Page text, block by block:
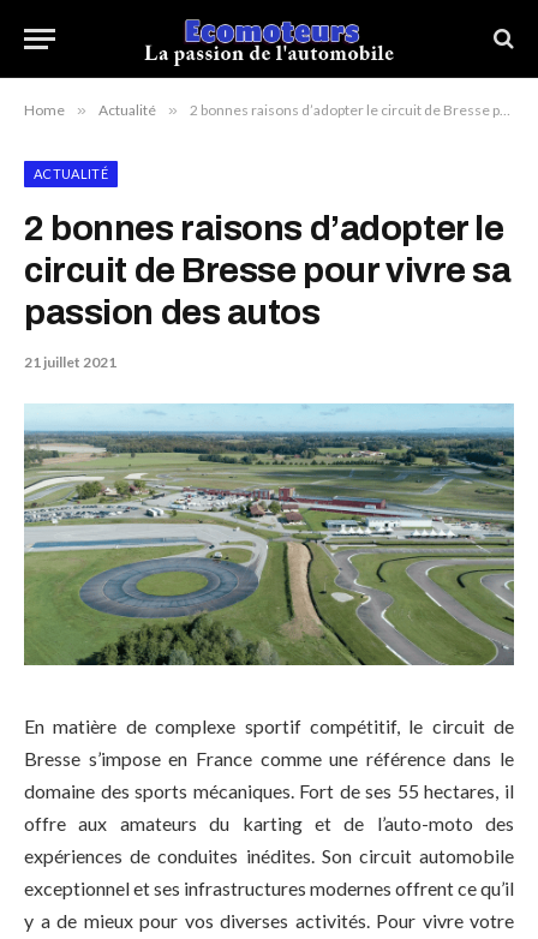
Home » Actualité » 2 bonnes raisons d’adopter le circuit de Bresse pour vivre sa passion des autos
ACTUALITÉ
2 bonnes raisons d’adopter le
circuit de Bresse pour vivre sa
passion des autos
21 juillet 2021
En matière de complexe sportif compétitif, le circuit de
Bresse s’impose en France comme une référence dans le
domaine des sports mécaniques. Fort de ses 55 hectares, il
offre aux amateurs du karting et de l’auto-moto des
expériences de conduites inédites. Son circuit automobile
exceptionnel et ses infrastructures modernes offrent ce qu’il
y a de mieux pour vos diverses activités. Pour vivre votre